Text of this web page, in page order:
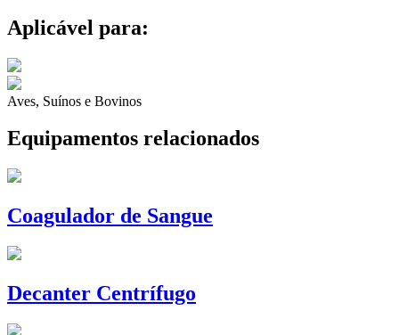
Aplicável para:
Aves, Suínos e Bovinos
Equipamentos relacionados
Coagulador de Sangue
Decanter Centrífugo